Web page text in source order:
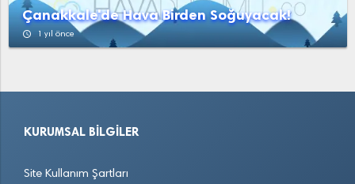
Çanakkale'de Hava Birden Soğuyacak!
access_time 1 yıl önce
KURUMSAL BILGILER
Site Kullanım Şartları